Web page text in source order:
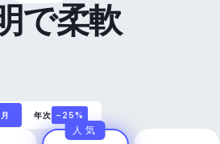
で柔軟
年次 −25%
人気